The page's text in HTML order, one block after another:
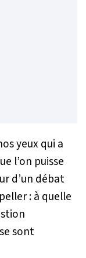
yeux qui a
l’on puisse
d’un débat
: à quelle
sont